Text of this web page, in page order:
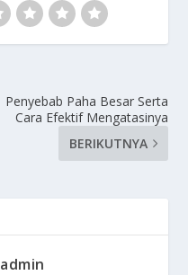
Penyebab Paha Besar Serta
Cara Efektif Mengatasinya
BERIKUTNYA
admin